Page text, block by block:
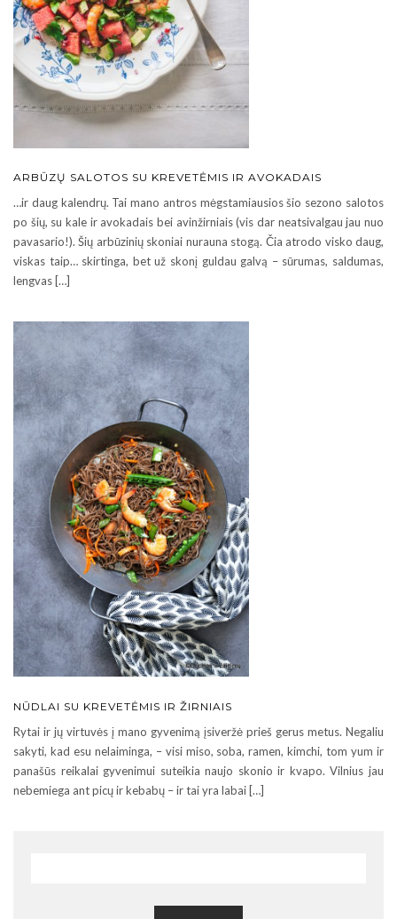
ARBŪZŲ SALOTOS SU KREVETĖMIS IR AVOKADAIS
…ir daug kalendrų. Tai mano antros mėgstamiausios šio sezono salotos
po šių, su kale ir avokadais bei avinžirniais (vis dar neatsivalgau jau nuo
pavasario!). Šių arbūzinių skoniai nurauna stogą. Čia atrodo visko daug,
viskas taip… skirtinga, bet už skonį guldau galvą – sūrumas, saldumas,
lengvas […]
NŪDLAI SU KREVETĖMIS IR ŽIRNIAIS
Rytai ir jų virtuvės į mano gyvenimą įsiveržė prieš gerus metus. Negaliu
sakyti, kad esu nelaiminga, – visi miso, soba, ramen, kimchi, tom yum ir
panašūs reikalai gyvenimui suteikia naujo skonio ir kvapo. Vilnius jau
nebemiega ant picų ir kebabų – ir tai yra labai […]